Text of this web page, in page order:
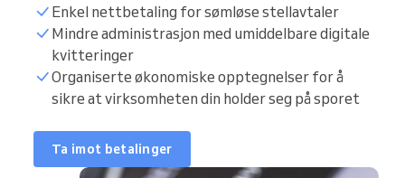
Enkel nettbetaling for sømløse stellavtaler
Mindre administrasjon med umiddelbare digitale
kvitteringer
Organiserte økonomiske opptegnelser for å
sikre at virksomheten din holder seg på sporet
Ta imot betalinger